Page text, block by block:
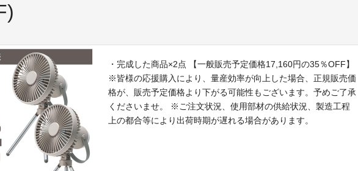
・完成した商品×2点 【一般販売予定価格17,160円の35％OFF】
※皆様の応援購入により、量産効率が向上した場合、正規販売価
格が、販売予定価格より下がる可能性もございます。予めご了承
くださいませ。 ※ご注文状況、使用部材の供給状況、製造工程
上の都合等により出荷時期が遅れる場合があります。